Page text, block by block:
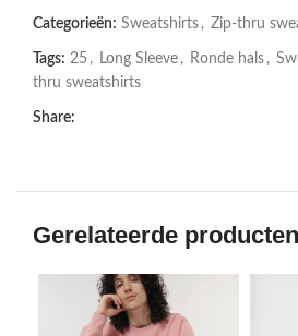
Categorieën: Sweatshirts , Zip-thru
Tags: 25 , Long Sleeve , Ronde hals ,
thru sweatshirts
Share:
Gerelateerde producten